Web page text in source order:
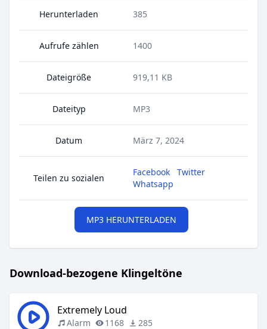
Herunterladen 385
Aufrufe zählen 1400
Dateigröße 919,11 KB
Dateityp MP3
Datum März 7, 2024
Teilen zu sozialen
Facebook
Twitter
Whatsapp
MP3 HERUNTERLADEN
Download-bezogene Klingeltöne
Extremely Loud
Alarm 1168 285